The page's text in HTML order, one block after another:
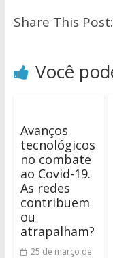
Share This Post:
Você
Avanços
tecnológicos
no combate
ao Covid-19.
As redes
contribuem
ou
atrapalham?
25 de março de